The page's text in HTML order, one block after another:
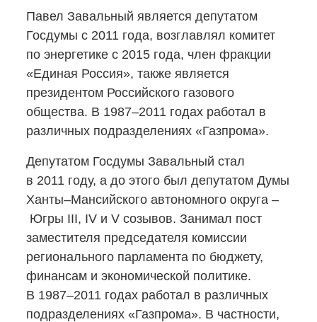
Павел Завальный является депутатом
Госдумы с 2011 года, возглавлял комитет
по энергетике с 2015 года, член фракции
«Единая Россия», также является
президентом Российского газового
общества. В 1987–2011 годах работал в
различных подразделениях «Газпрома».
Депутатом Госдумы Завальный стал
в 2011 году, а до этого был депутатом Думы
Ханты–Мансийского автономного округа –
Югры III, IV и V созывов. Занимал пост
заместителя председателя комиссии
регионального парламента по бюджету,
финансам и экономической политике.
В 1987–2011 годах работал в различных
подразделениях «Газпрома». В частности,